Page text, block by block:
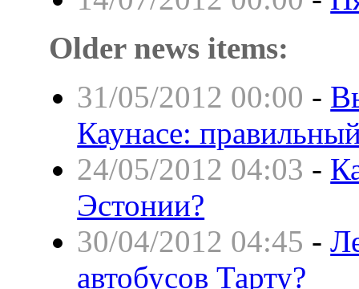
Older news items:
31/05/2012 00:00 -
Каунасе:
24/05/2012 04:03 -
Эстонии?
30/04/2012 04:45 -
автобусов Тарту?